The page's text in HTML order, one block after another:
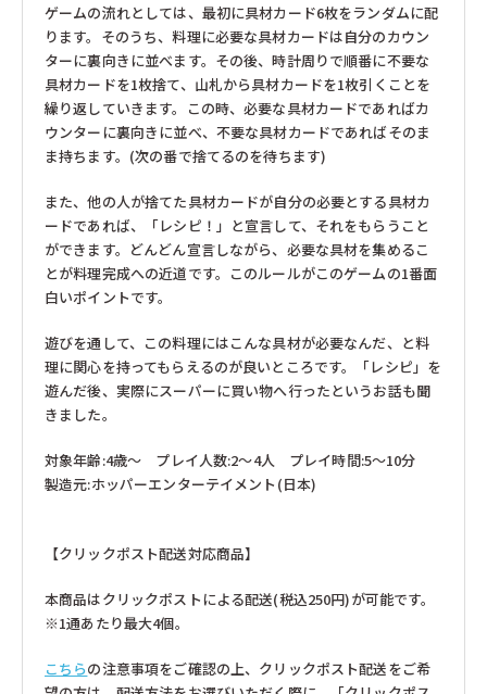
ヴィターリ（スイス）
ヴィンコ（チェコ）
ヴェルナー（ドイツ）
三浦木地（日本）
南雲（日本）
博進社（日本）
友愛玩具（日本）
奥野かるた店（日本）
学研ステイフル
山加（日本）
山形工房（日本）
岩淵志温（日本）
工房いちかわ（日本）
幻冬舎（日本）
文化出版局（日本）
日本理化学（日本）
株式会社ドリームブロッサム（日本）
桂樹舎（日本）
桜井こけし店（日本）
真工芸（日本）
福永紙工（日本）
福祉とデザイン（日本）
積み木手帖（日本）
野澤作蔵商店（日本）
隈本木工所（日本）
Ｍ リチャード（イギリス）
ゲームの流れとしては、最初に具材カード6枚をランダムに配
ります。そのうち、料理に必要な具材カードは自分のカウン
ターに裏向きに並べます。その後、時計周りで順番に不要な
具材カードを1枚捨て、山札から具材カードを1枚引くことを
繰り返していきます。この時、必要な具材カードであればカ
ウンターに裏向きに並べ、不要な具材カードであればそのま
ま持ちます。(次の番で捨てるのを待ちます)
また、他の人が捨てた具材カードが自分の必要とする具材カ
ードであれば、「レシピ！」と宣言して、それをもらうこと
ができます。どんどん宣言しながら、必要な具材を集めるこ
とが料理完成への近道です。このルールがこのゲームの1番面
白いポイントです。
遊びを通して、この料理にはこんな具材が必要なんだ、と料
理に関心を持ってもらえるのが良いところです。「レシピ」を
遊んだ後、実際にスーパーに買い物へ行ったというお話も聞
きました。
対象年齢:4歳〜 プレイ人数:2〜4人 プレイ時間:5〜10分
製造元:ホッパーエンターテイメント(日本)
【クリックポスト配送対応商品】
本商品はクリックポストによる配送(税込250円)が可能です。
※1通あたり最大4個。
こちらの注意事項をご確認の上、クリックポスト配送をご希